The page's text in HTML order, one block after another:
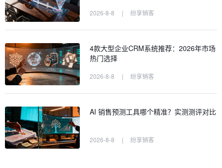
2026-8-8 | 纷享销客
4款大型企业CRM系统推荐：2026年市场
热门选择
2026-8-8 | 纷享销客
AI 销售预测工具哪个精准？实测测评对比
2026-8-8 | 纷享销客